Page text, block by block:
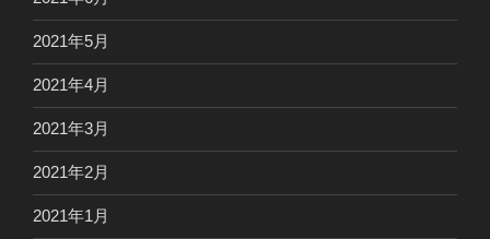
2021年5月
2021年4月
2021年3月
2021年2月
2021年1月